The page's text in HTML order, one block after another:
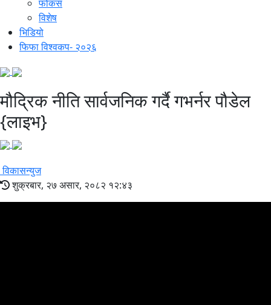
फोकस
विशेष
भिडियो
फिफा विश्वकप- २०२६
मौद्रिक नीति सार्वजनिक गर्दै गभर्नर पौडेल
{लाइभ}
विकासन्युज
शुक्रबार, २७ असार, २०८२ १२:४३